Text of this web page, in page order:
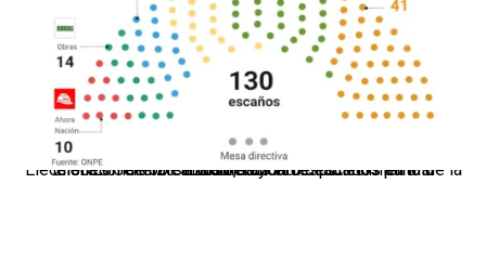
El JNE oficializó la distribución de escaños para la elección de 60 senadores y 130 diputados en las Elecciones Generales 2026, tras el restablecimiento de la Bicameralidad.